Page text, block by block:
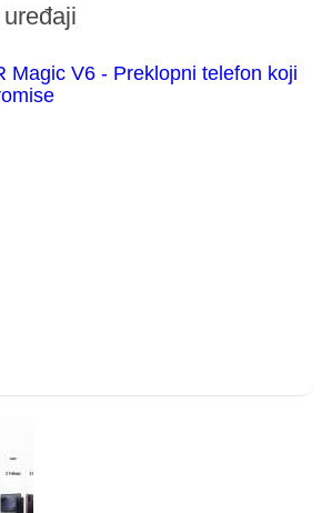
Magic V6 - Preklopni telefon koji